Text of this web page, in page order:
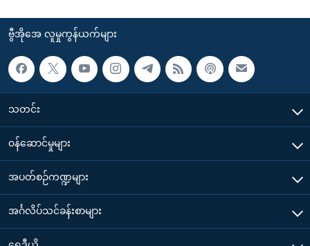
ဗွီအိုအေ လူမှုကွန်ယက်များ
သတင်း
၀န်ဆောင်မှုများ
အပတ်စဉ်ကဏ္ဍများ
အင်္ဂလိပ်သင်ခန်းစာများ